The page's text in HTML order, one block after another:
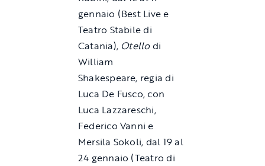
gennaio (Best Live e
Teatro Stabile di
Catania), Otellodi
William
Shakespeare, regia di
Luca De Fusco, con
Luca Lazzareschi,
Federico Vanni e
Mersila Sokoli, dal 19 al
24 gennaio (Teatro di